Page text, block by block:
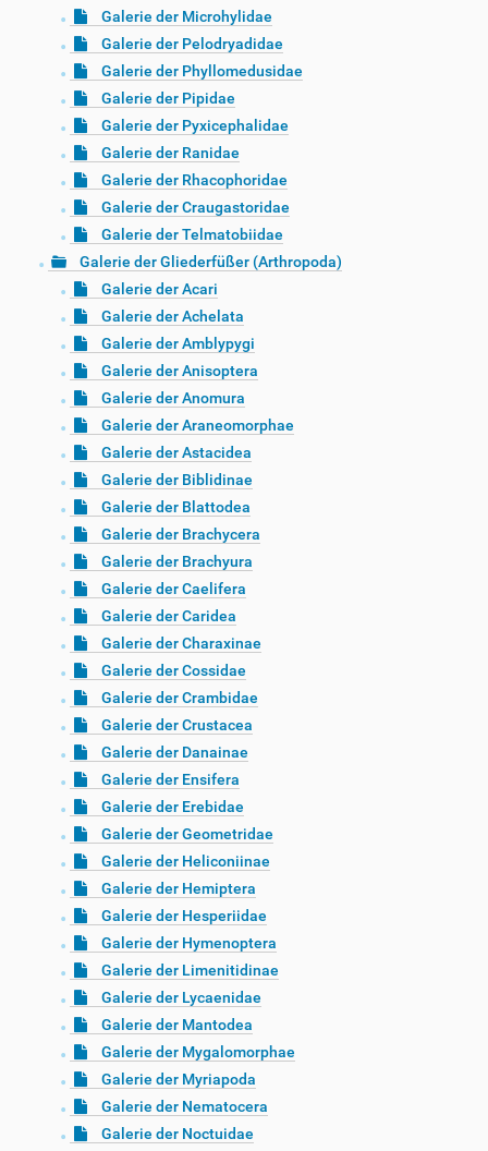
Galerie der Microhylidae
Galerie der Pelodryadidae
Galerie der Phyllomedusidae
Galerie der Pipidae
Galerie der Pyxicephalidae
Galerie der Ranidae
Galerie der Rhacophoridae
Galerie der Craugastoridae
Galerie der Telmatobiidae
Galerie der Gliederfüßer (Arthropoda)
Galerie der Acari
Galerie der Achelata
Galerie der Amblypygi
Galerie der Anisoptera
Galerie der Anomura
Galerie der Araneomorphae
Galerie der Astacidea
Galerie der Biblidinae
Galerie der Blattodea
Galerie der Brachycera
Galerie der Brachyura
Galerie der Caelifera
Galerie der Caridea
Galerie der Charaxinae
Galerie der Cossidae
Galerie der Crambidae
Galerie der Crustacea
Galerie der Danainae
Galerie der Ensifera
Galerie der Erebidae
Galerie der Geometridae
Galerie der Heliconiinae
Galerie der Hemiptera
Galerie der Hesperiidae
Galerie der Hymenoptera
Galerie der Limenitidinae
Galerie der Lycaenidae
Galerie der Mantodea
Galerie der Mygalomorphae
Galerie der Myriapoda
Galerie der Nematocera
Galerie der Noctuidae